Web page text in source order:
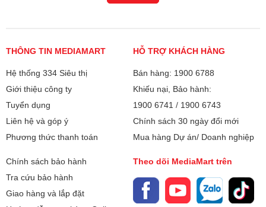
Ngoài ra, camera phụ 2 MP hỗ trợ trong việc chụp ảnh xóa
phông, giúp mang đến những bức ảnh làm nổi bật chủ thể
được tách biệt hoàn toàn, các chi tiết nhỏ cũng được máy
xử lý tốt giúp cho bức ảnh có sự hài hòa và đồng nhất.
Đối với những ai yêu thích tự sướng và chia sẻ ảnh trên
Camera sau: Chính 50 MP & Phụ 2 MP
Quay phim:
FullHD 1080p@30fps
HD 720p@30fps
HD 720p@120fps
Đèn Flash:
THÔNG TIN MEDIAMART
Hệ thống 334 Siêu thị
Giới thiệu công ty
Tuyển dụng
Liên hệ và góp ý
Phương thức thanh toán
HỖ TRỢ KHÁCH HÀNG
Bán hàng: 1900 6788
Khiếu nại, Bảo hành:
1900 6741 / 1900 6743
Chính sách 30 ngày đổi mới
Mua hàng Dự án/ Doanh nghiệp
Chính sách bảo hành
Tra cứu bảo hành
Giao hàng và lắp đặt
Theo dõi MediaMart trên